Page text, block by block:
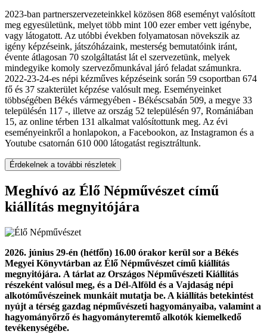
2023-ban partnerszervezeteinkkel közösen 868 eseményt valósított
meg egyesületünk, melyet több mint 100 ezer ember vett igénybe,
vagy látogatott. Az utóbbi években folyamatosan növekszik az
igény képzéseink, játszóházaink, mesterség bemutatóink iránt,
évente átlagosan 70 szolgáltatást lát el szervezetünk, melyek
mindegyike komoly szervezőmunkával járó feladat számunkra.
2022-23-24-es népi kézműves képzéseink során 59 csoportban 674
fő és 37 szakterület képzése valósult meg. Eseményeinket
többségében Békés vármegyében - Békéscsabán 509, a megye 33
településén 117 -, illetve az ország 52 településén 97, Romániában
15, az online térben 131 alkalmat valósítottunk meg. Az évi
eseményeinkről a honlapokon, a Facebookon, az Instagramon és a
Youtube csatornán 610 000 látogatást regisztráltunk.
Érdekelnek a további részletek
Meghívó az Élő Népművészet című
kiállítás megnyitójára
2026. június 29-én (hétfőn) 16.00 órakor kerül sor a Békés
Megyei Könyvtárban az Élő Népművészet című kiállítás
megnyitójára. A tárlat az Országos Népművészeti Kiállítás
részeként valósul meg, és a Dél-Alföld és a Vajdaság népi
alkotóművészeinek munkáit mutatja be. A kiállítás betekintést
nyújt a térség gazdag népművészeti hagyományaiba, valamint a
hagyományőrző és hagyományteremtő alkotók kiemelkedő
tevékenységébe.